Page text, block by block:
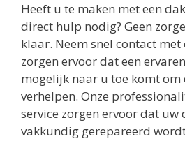
Heeft u te maken met een
direct hulp nodig? Geen
klaar. Neem snel contact met
zorgen ervoor dat een
mogelijk naar u toe komt om
verhelpen. Onze
service zorgen ervoor dat uw
vakkundig gerepareerd